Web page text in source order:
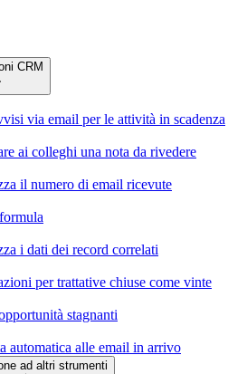
CRM
via email per le attività in scadenza
ai colleghi una nota da rivedere
il numero di email ricevute
i dati dei record correlati
per trattative chiuse come vinte
stagnanti
automatica alle email in arrivo
ad altri strumenti